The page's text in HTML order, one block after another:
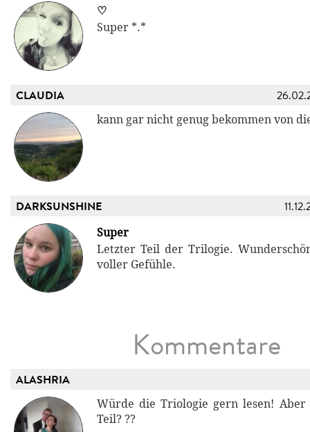
♡
Super *.*
CLAUDIA
kann gar nicht genug bekommen von
DARKSUNSHINE
Super
Letzter Teil der Trilogie.
voller Gefühle.
Kommentare
ALASHRIA
Würde die Triologie gern lesen!
Teil? ??